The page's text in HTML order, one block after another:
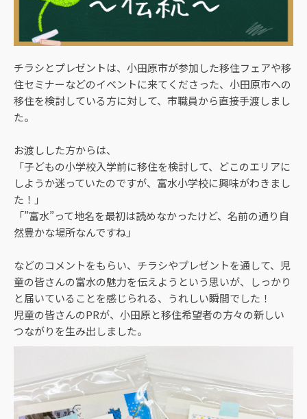
チラシとプレゼントは、小田原市が参加した移住フェアや移
住セミナーなどのイベントに来てくださった、小田原市への
移住を検討している方に対して、市職員から直接手渡しまし
た。
お渡しした方からは、
「子どもの小学校入学前に移住を検討して、どこのエリアに
しようか迷っていたのですが、富水小学校に興味がわきまし
た！」
「”富水”って地名を最初は読めなかったけど、名前の通り自
然豊かな場所なんですね」
などのコメントをもらい、チラシやプレゼントを通して、児
童の皆さんの富水の魅力を伝えようという思いが、しっかり
と届いていることを感じられる、うれしい瞬間でした！
児童の皆さんのPRが、小田原と移住希望者の方々の新しい
つながりを生み出しました。